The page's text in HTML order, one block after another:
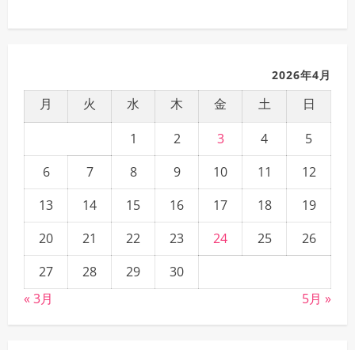
2026年4月
月 火 水 木 金 土
日
1
2 3 4
5
6
7 8 9 10 11
12
13
14 15 16 17 18
19
20
21 22 23 24 25
26
27
28 29
30
« 3月
5月 »